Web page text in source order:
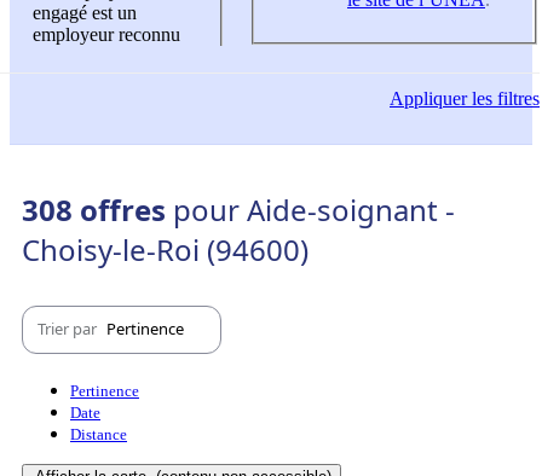
engagé est un
employeur reconnu
Appliquerles filtres
308 offres pour Aide-soignant -
Choisy-le-Roi (94600)
Trier par Pertinence
Pertinence
Date
Distance